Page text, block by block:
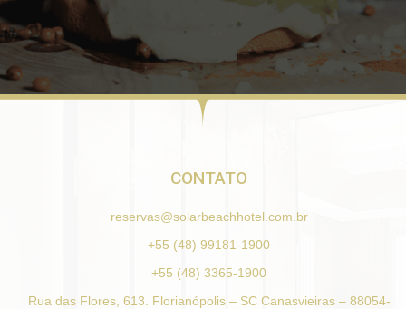
CONTATO
reservas@solarbeachhotel.com.br
+55 (48) 99181-1900
+55 (48) 3365-1900
Rua das Flores, 613. Florianópolis – SC Canasvieiras – 88054-